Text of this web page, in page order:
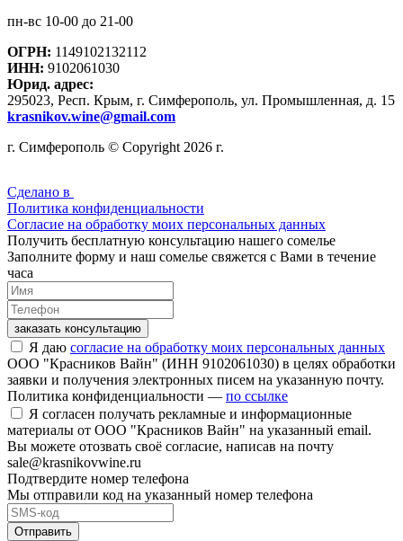
пн-вс 10-00 до 21-00
ОГРН: 1149102132112
ИНН: 9102061030
Юрид. адрес:
295023, Респ. Крым, г. Симферополь, ул. Промышленная, д. 15
krasnikov.wine@gmail.com
г. Симферополь © Copyright 2026 г.
Сделано в
Политика конфиденциальности
Согласие на обработку моих персональных данных
Получить бесплатную консультацию нашего сомелье
Заполните форму и наш сомелье свяжется с Вами в течение
часа
заказать консультацию
Я даю согласие на обработку моих персональных данных
ООО "Красников Вайн" (ИНН 9102061030) в целях обработки
заявки и получения электронных писем на указанную почту.
Политика конфиденциальности — по ссылке
Я согласен получать рекламные и информационные
материалы от ООО "Красников Вайн" на указанный email.
Вы можете отозвать своё согласие, написав на почту
sale@krasnikovwine.ru
Подтвердите номер телефона
Мы отправили код на указанный номер телефона
Отправить